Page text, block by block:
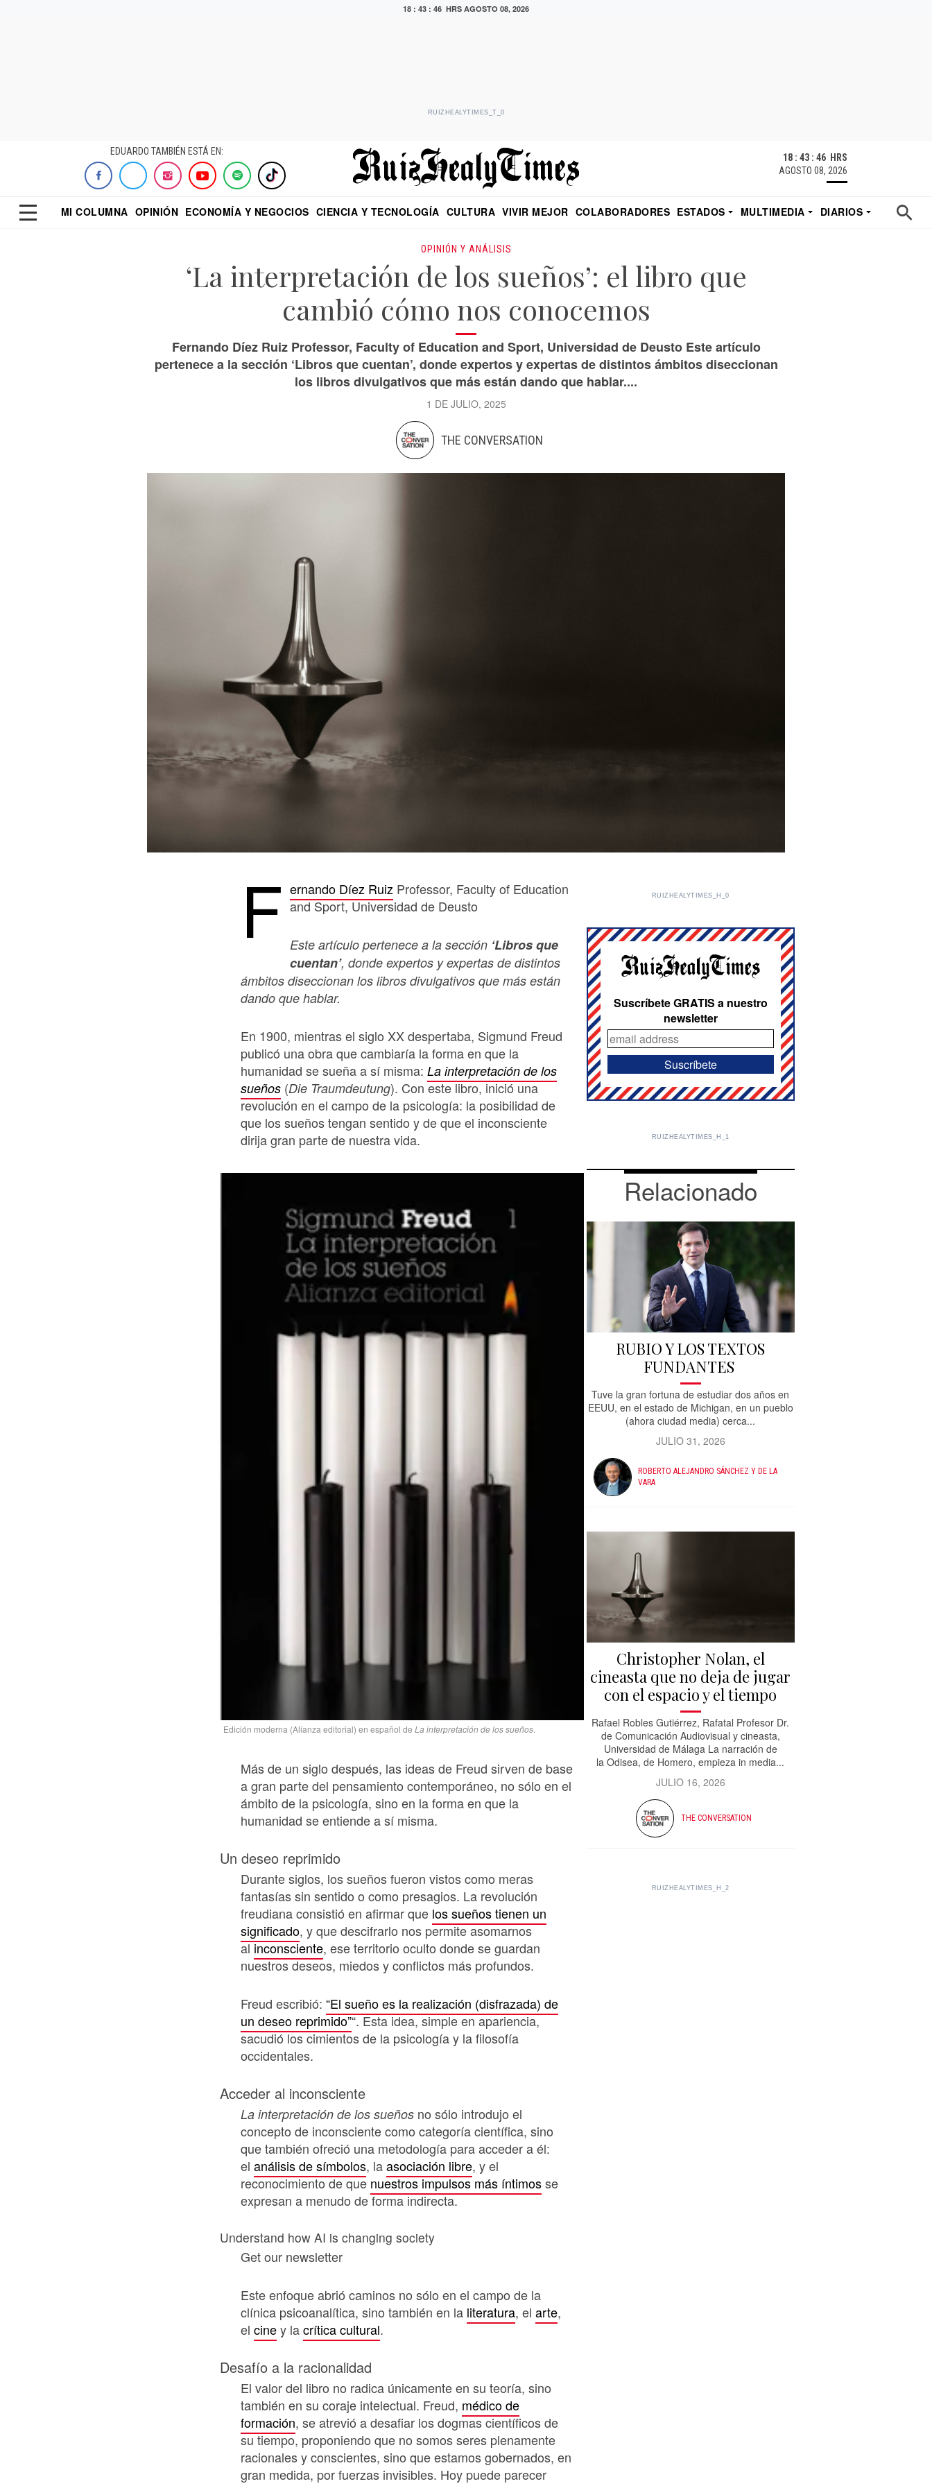
18 : 43 : 47 HRS AGOSTO 08, 2026
RUIZHEALYTIMES_T_0
EDUARDO TAMBIÉN ESTÁ EN:
18 : 43 : 47 HRS
AGOSTO 08, 2026
MI COLUMNA OPINIÓN ECONOMÍA Y NEGOCIOS CIENCIA Y TECNOLOGÍA CULTURA VIVIR MEJOR COLABORADORES ESTADOS MULTIMEDIA
DIARIOS
OPINIÓN Y ANÁLISIS
‘La interpretación de los sueños’: el libro que
cambió cómo nos conocemos
Fernando Díez Ruiz Professor, Faculty of Education and Sport, Universidad de Deusto Este artículo
pertenece a la sección ‘Libros que cuentan’, donde expertos y expertas de distintos ámbitos diseccionan
los libros divulgativos que más están dando que hablar....
1 DE JULIO, 2025
THE CONVERSATION
F ernando Díez Ruiz Professor, Faculty of Education
and Sport, Universidad de Deusto
Este artículo pertenece a la sección ‘Libros que
cuentan’, donde expertos y expertas de distintos
ámbitos diseccionan los libros divulgativos que más están
dando que hablar.
En 1900, mientras el siglo XX despertaba, Sigmund Freud
publicó una obra que cambiaría la forma en que la
humanidad se sueña a sí misma: La interpretación de los
sueños (Die Traumdeutung). Con este libro, inició una
revolución en el campo de la psicología: la posibilidad de
que los sueños tengan sentido y de que el inconsciente
dirija gran parte de nuestra vida.
Edición moderna (Alianza editorial) en español de La interpretación de los sueños.
Más de un siglo después, las ideas de Freud sirven de base
a gran parte del pensamiento contemporáneo, no sólo en el
ámbito de la psicología, sino en la forma en que la
humanidad se entiende a sí misma.
Un deseo reprimido
Durante siglos, los sueños fueron vistos como meras
fantasías sin sentido o como presagios. La revolución
freudiana consistió en afirmar que los sueños tienen un
significado, y que descifrarlo nos permite asomarnos
alinconsciente, ese territorio oculto donde se guardan
nuestros deseos, miedos y conflictos más profundos.
Freud escribió: “El sueño es la realización (disfrazada) de
un deseo reprimido”“. Esta idea, simple en apariencia,
sacudió los cimientos de la psicología y la filosofía
occidentales.
Acceder al inconsciente
La interpretación de los sueños no sólo introdujo el
concepto de inconsciente como categoría científica, sino
que también ofreció una metodología para acceder a él:
el análisis de símbolos, laasociación libre, y el
reconocimiento de que nuestros impulsos más íntimosse
expresan a menudo de forma indirecta.
Understand how AI is changing society
Get our newsletter
Este enfoque abrió caminos no sólo en el campo de la
clínica psicoanalítica, sino también en la literatura, el arte,
el ciney lacrítica cultural.
Desafío a la racionalidad
El valor del libro no radica únicamente en su teoría, sino
también en su coraje intelectual. Freud, médico de
formación, se atrevió a desafiar los dogmas científicos de
su tiempo, proponiendo que no somos seres plenamente
racionales y conscientes, sino que estamos gobernados, en
gran medida, por fuerzas invisibles. Hoy puede parecer
RUIZHEALYTIMES_H_0
Suscríbete GRATIS a nuestro
newsletter
RUIZHEALYTIMES_H_1
Relacionado
RUBIO Y LOS TEXTOS
FUNDANTES
Tuve la gran fortuna de estudiar dos años en
EEUU, en el estado de Michigan, en un pueblo
(ahora ciudad media) cerca...
JULIO 31, 2026
ROBERTO ALEJANDRO SÁNCHEZ Y DE LA
VARA
Christopher Nolan, el
cineasta que no deja de jugar
con el espacio y el tiempo
Rafael Robles Gutiérrez, Rafatal Profesor Dr.
de Comunicación Audiovisual y cineasta,
Universidad de Málaga La narración de
la Odisea, de Homero, empieza in media...
JULIO 16, 2026
THE CONVERSATION
RUIZHEALYTIMES_H_2